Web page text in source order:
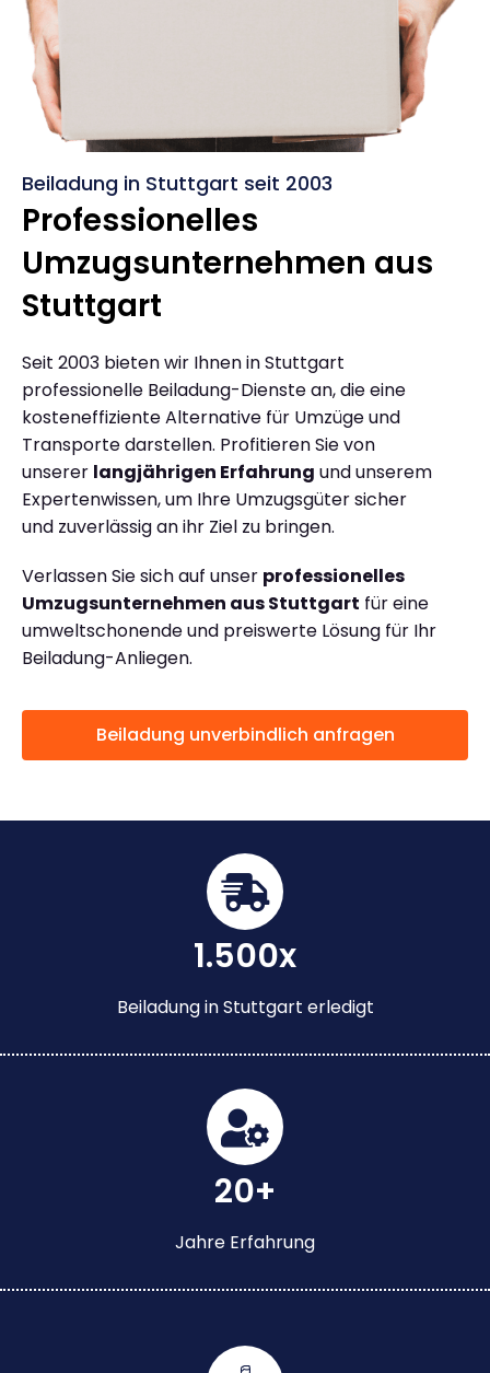
Beiladung in Stuttgart seit 2003
Professionelles
Umzugsunternehmen aus
Stuttgart
Seit 2003 bieten wir Ihnen in Stuttgart
professionelle Beiladung-Dienste an, die eine
kosteneffiziente Alternative für Umzüge und
Transporte darstellen. Profitieren Sie von
unserer langjährigen Erfahrung und unserem
Expertenwissen, um Ihre Umzugsgüter sicher
und zuverlässig an ihr Ziel zu bringen.
Verlassen Sie sich auf unser professionelles
Umzugsunternehmen aus Stuttgart für eine
umweltschonende und preiswerte Lösung für Ihr
Beiladung-Anliegen.
Beiladung unverbindlich anfragen
1.500x
Beiladung in Stuttgart erledigt
20+
Jahre Erfahrung